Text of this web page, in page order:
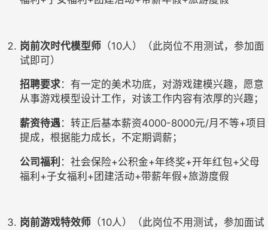
岗前次时代模型师 （10人）（此岗位不用测试，参加面
试即可）
招聘要求：有一定的美术功底，对游戏建模兴趣，愿意
从事游戏模型设计工作，对该工作内容有浓厚的兴趣；
薪资待遇：转正后基本薪资4000-8000元/月不等+项目
提成，根据能力成长，不定期调薪；
公司福利 ：社会保险+公积金+年终奖+开年红包+父母
福利+子女福利+团建活动+带薪年假+旅游度假
岗前游戏特效师 （10人）（此岗位不用测试，参加面试